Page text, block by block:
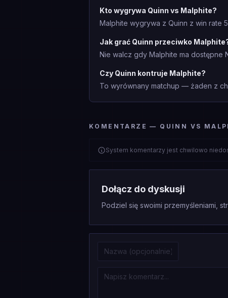
Kto wygrywa Quinn vs Malphite?
Malphite wygrywa z Quinn z win rate
Jak grać Quinn przeciwko
Nie walcz gdy Malphite ma dostępne
Czy Quinn kontruje Malphite?
To wyrównany matchup — żaden z
KOMENTARZE — QUINN VS
System komentarzy jest chwilowo
Dołącz do dyskusji
Podziel się swoimi przemyśleniami,